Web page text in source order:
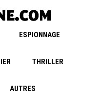
ESPIONNAGE
THRILLER
AUTRES